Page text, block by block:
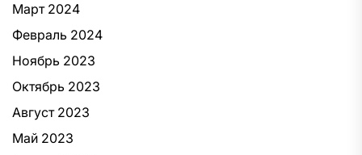
Март 2024
Февраль 2024
Ноябрь 2023
Октябрь 2023
Август 2023
Май 2023